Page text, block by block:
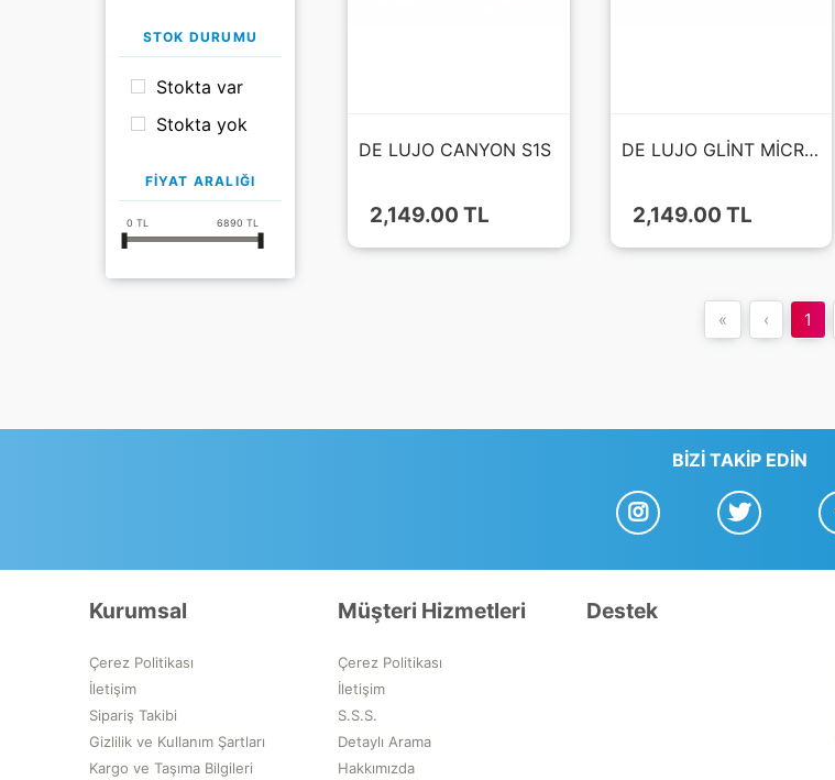
Kağıtlar &
add
Kimyasal ve
Yağ Emiciler
Yağ Emiciler
Koruyucu
Kıyafetler
add
Kulak Koruma add
Çalışma
Yüz Koruma
STOK DURUMU
Stokta var
Stokta yok
FIYAT ARALIĞI
0 TL 6890 TL
DE LUJO CANYON S1S
2,149.00 TL
DE LUJO GLİNT MİCROFİBER S3S
2,149.00 TL
« ‹ 1
BIZI TAKIP EDIN
Kurumsal
Çerez Politikası
İletişim
Sipariş Takibi
Gizlilik ve Kullanım Şartları
Kargo ve Taşıma Bilgileri
Müşteri Hizmetleri
Çerez Politikası
İletişim
S.S.S.
Detaylı Arama
Hakkımızda
Destek